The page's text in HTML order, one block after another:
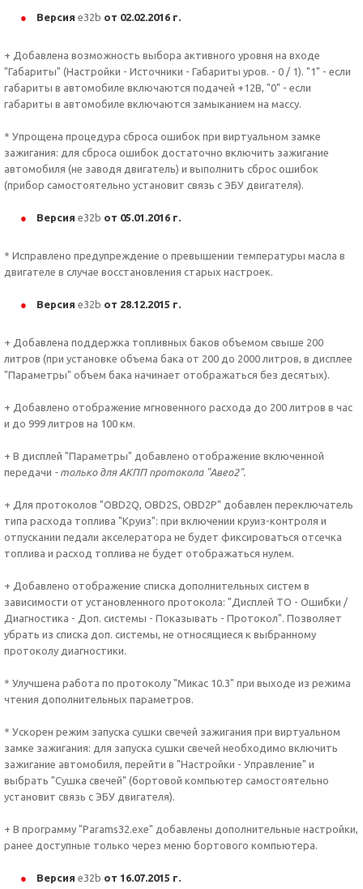
Версия e32b от 02.02.2016 г.
+ Добавлена возможность выбора активного уровня на входе
"Габариты" (Настройки - Источники - Габариты уров. - 0 / 1). "1" - если
габариты в автомобиле включаются подачей +12В, "0" - если
габариты в автомобиле включаются замыканием на массу.
* Упрощена процедура сброса ошибок при виртуальном замке
зажигания: для сброса ошибок достаточно включить зажигание
автомобиля (не заводя двигатель) и выполнить сброс ошибок
(прибор самостоятельно установит связь с ЭБУ двигателя).
Версия e32b от 05.01.2016 г.
* Исправлено предупреждение о превышении температуры масла в
двигателе в случае восстановления старых настроек.
Версия e32b от 28.12.2015 г.
+ Добавлена поддержка топливных баков объемом свыше 200
литров (при установке объема бака от 200 до 2000 литров, в дисплее
"Параметры" объем бака начинает отображаться без десятых).
+ Добавлено отображение мгновенного расхода до 200 литров в час
и до 999 литров на 100 км.
+ В дисплей "Параметры" добавлено отображение включенной
передачи - только для АКПП протокола "Авео2".
+ Для протоколов "OBD2Q, OBD2S, OBD2P" добавлен переключатель
типа расхода топлива "Круиз": при включении круиз-контроля и
отпускании педали акселератора не будет фиксироваться отсечка
топлива и расход топлива не будет отображаться нулем.
+ Добавлено отображение списка дополнительных систем в
зависимости от установленного протокола: "Дисплей ТО - Ошибки /
Диагностика - Доп. системы - Показывать - Протокол". Позволяет
убрать из списка доп. системы, не относящиеся к выбранному
протоколу диагностики.
* Улучшена работа по протоколу "Микас 10.3" при выходе из режима
чтения дополнительных параметров.
* Ускорен режим запуска сушки свечей зажигания при виртуальном
замке зажигания: для запуска сушки свечей необходимо включить
зажигание автомобиля, перейти в "Настройки - Управление" и
выбрать "Сушка свечей" (бортовой компьютер самостоятельно
установит связь с ЭБУ двигателя).
+ В программу "Params32.exe" добавлены дополнительные настройки,
ранее доступные только через меню бортового компьютера.
Версия e32b от 16.07.2015 г.